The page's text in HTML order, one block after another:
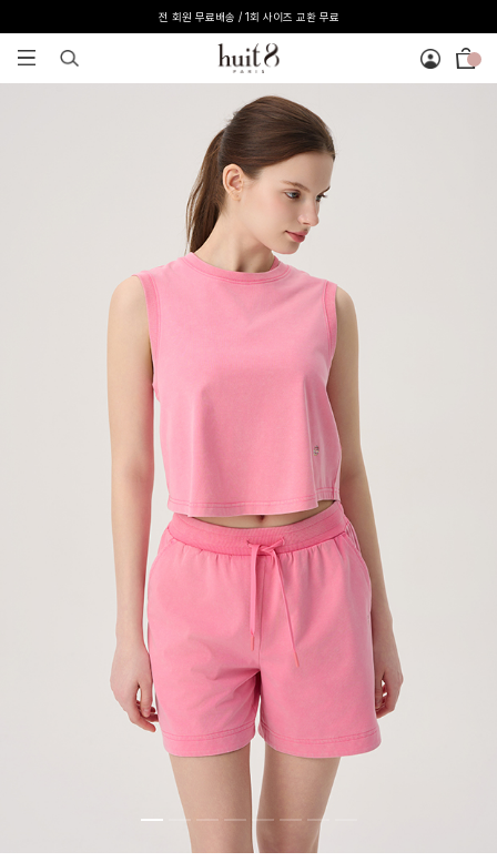
[온라인 익스클루시브] 온라인 회원 단독 40%